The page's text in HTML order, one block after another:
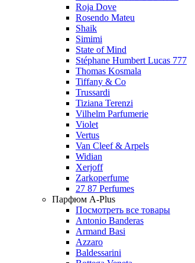
Roja Dove
Rosendo Mateu
Shaik
Simimi
State of Mind
Stéphane Humbert Lucas 777
Thomas Kosmala
Tiffany & Co
Trussardi
Tiziana Terenzi
Vilhelm Parfumerie
Violet
Vertus
Van Cleef & Arpels
Widian
Xerjoff
Zarkoperfume
27 87 Perfumes
Парфюм A-Plus
Посмотреть все товары
Antonio Banderas
Armand Basi
Azzaro
Baldessarini